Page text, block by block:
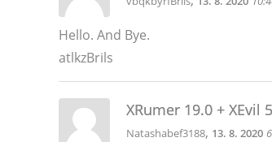
Hello. And Bye.
atlkzBrils
XRumer 19.0 +
Natashabef3188, 13. 8. 2020